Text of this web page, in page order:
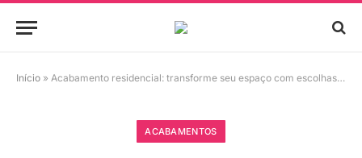
Início » Acabamento residencial: transforme seu espaço com escolhas certeiras e duradouras
ACABAMENTOS